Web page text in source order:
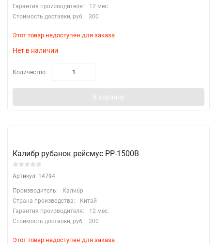
Гарантия производителя:
12 мес.
Стоимость доставки, руб:
300
Этот товар недоступен для заказа
Нет в наличии
Количество:
В корзину
Калибр рубанок рейсмус РР-1500В
Артикул: 14794
Производитель:
Калибр
Страна производства:
Китай
Гарантия производителя:
12 мес.
Стоимость доставки, руб:
300
Этот товар недоступен для заказа